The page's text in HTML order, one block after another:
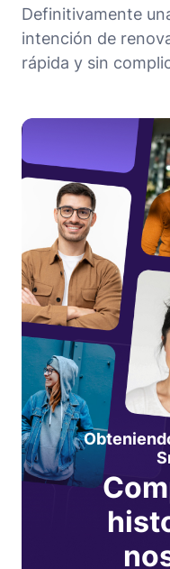
Definitivamente
intención de
rápida y sin